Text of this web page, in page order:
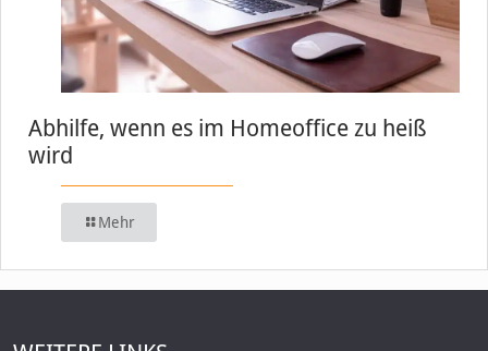
Abhilfe, wenn es im Homeoffice zu heiß
wird
Mehr